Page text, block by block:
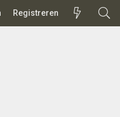
Registreren